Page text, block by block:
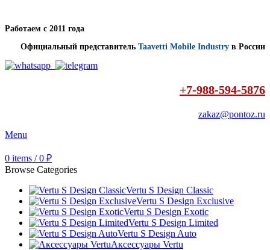
Работаем с 2011 года
Официальный представитель Taavetti Mobile Industry в России
+7-988-594-5876
zakaz@pontoz.ru
Menu
0 items / 0 ₽
Browse Categories
Vertu S Design Classic
Vertu S Design Exclusive
Vertu S Design Exotic
Vertu S Design Limited
Vertu S Design Auto
Аксессуары Vertu